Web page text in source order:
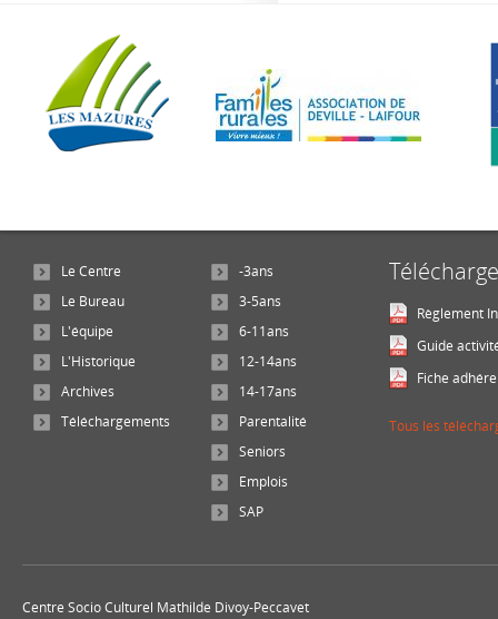
Le Centre
Le Bureau
L'équipe
L'Historique
Archives
Téléchargements
-3ans
3-5ans
6-11ans
12-14ans
14-17ans
Parentalité
Seniors
Emplois
SAP
Règlement
Guide
Fiche
Tous les
Centre Socio Culturel Mathilde Divoy-Peccavet